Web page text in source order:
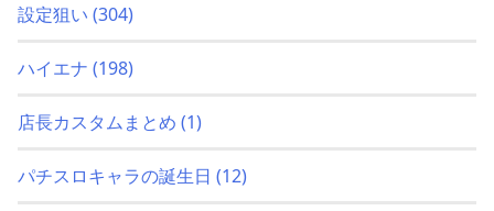
設定狙い (304)
ハイエナ (198)
店長カスタムまとめ (1)
パチスロキャラの誕生日 (12)